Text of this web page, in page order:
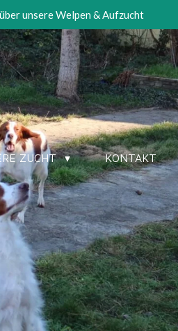
unsere Welpen & Aufzucht
ZUCHT KONTAKT